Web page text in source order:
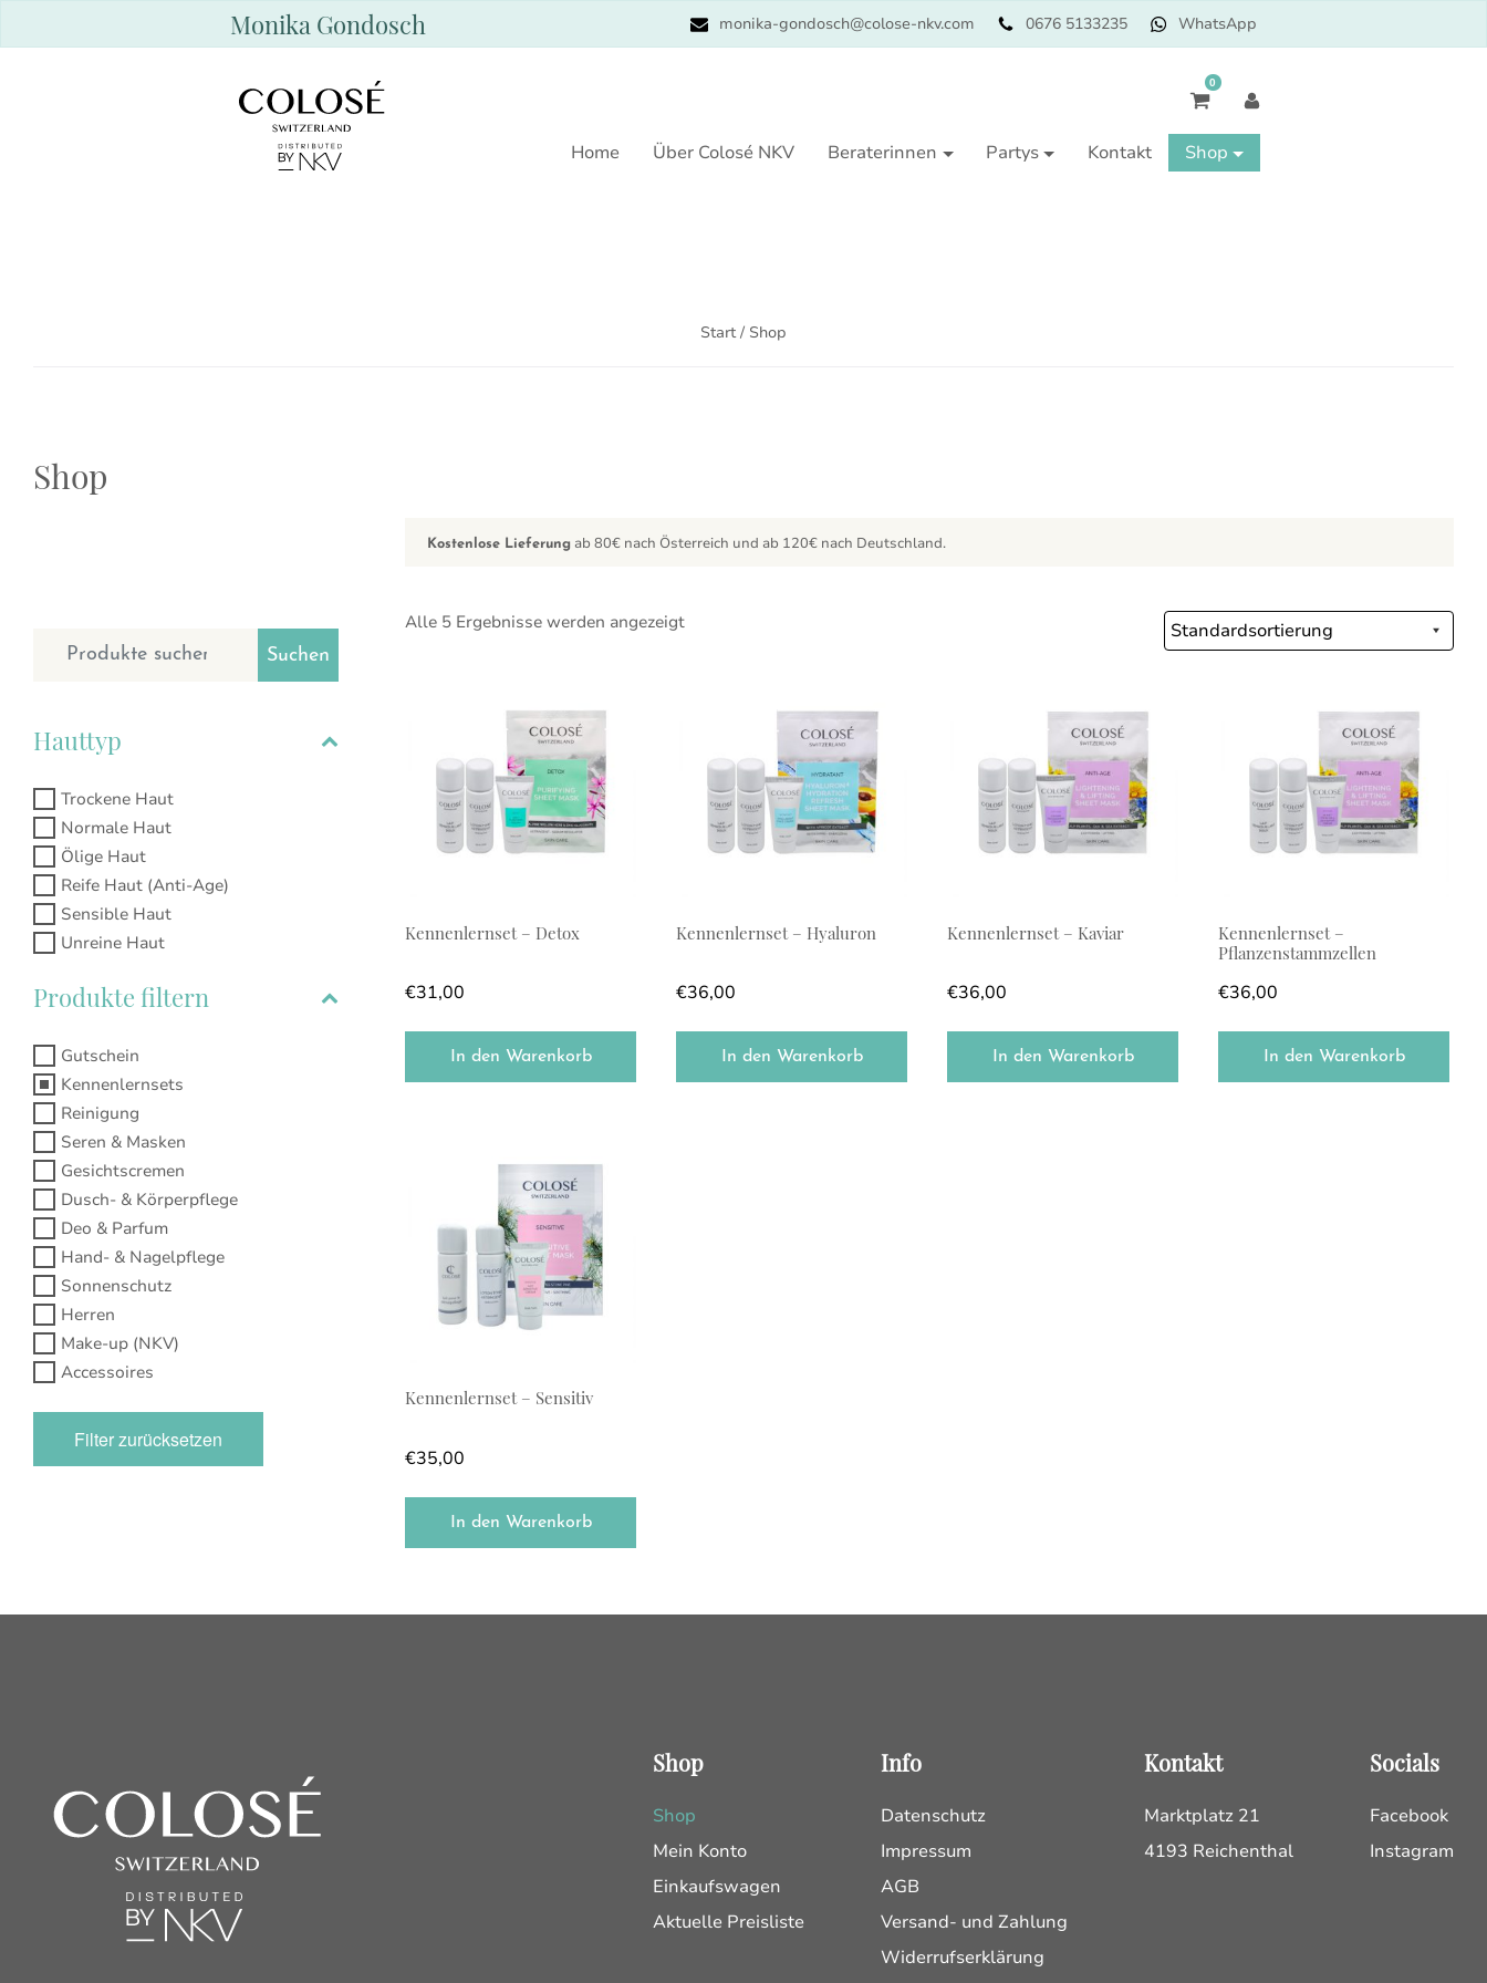
Monika Gondosch monika-gondosch@colose-nkv.com 0676 5133235 WhatsApp
0
Home Über Colosé NKV Beraterinnen Partys Kontakt Shop
Start/ Shop
Shop
Suchen nach:
Suchen
Hauttyp
Trockene Haut
Normale Haut
Ölige Haut
Reife Haut (Anti-Age)
Sensible Haut
Unreine Haut
Produkte filtern
Gutschein
Kennenlernsets
Reinigung
Seren & Masken
Gesichtscremen
Dusch- & Körperpflege
Deo & Parfum
Hand- & Nagelpflege
Sonnenschutz
Herren
Make-up (NKV)
Accessoires
Filter zurücksetzen
Kostenlose Lieferung ab 80€ nach Österreich und ab 120€ nach Deutschland.
Alle 5 Ergebnisse werden angezeigt
Kennenlernset – Detox
€31,00
In den Warenkorb
Kennenlernset – Hyaluron
€36,00
In den Warenkorb
Kennenlernset – Kaviar
€36,00
In den Warenkorb
Kennenlernset –
Pflanzenstammzellen
€36,00
In den Warenkorb
Kennenlernset – Sensitiv
€35,00
In den Warenkorb
Shop
Shop
Mein Konto
Einkaufswagen
Aktuelle Preisliste
Info
Datenschutz
Impressum
AGB
Versand- und Zahlung
Widerrufserklärung
Kontakt
Marktplatz 21
4193 Reichenthal
Socials
Facebook
Instagram